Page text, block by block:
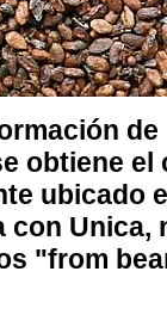
de
obtiene el
ubicado
con Unica,
"from